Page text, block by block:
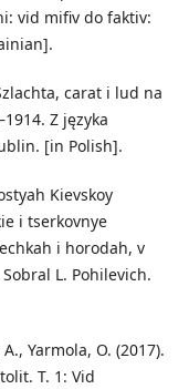
vid mifiv do faktiv:
carat i lud na
Z języka
[in Polish].
Kievskoy
i tserkovnye
i horodah, v
L. Pohilevich.
Yarmola, O. (2017).
T. 1: Vid